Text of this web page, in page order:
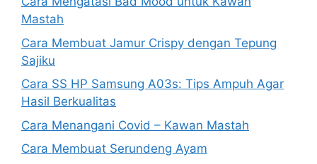
Mastah
Cara Membuat Jamur Crispy dengan Tepung
Sajiku
Cara SS HP Samsung A03s: Tips Ampuh Agar
Hasil Berkualitas
Cara Menangani Covid – Kawan Mastah
Cara Membuat Serundeng Ayam